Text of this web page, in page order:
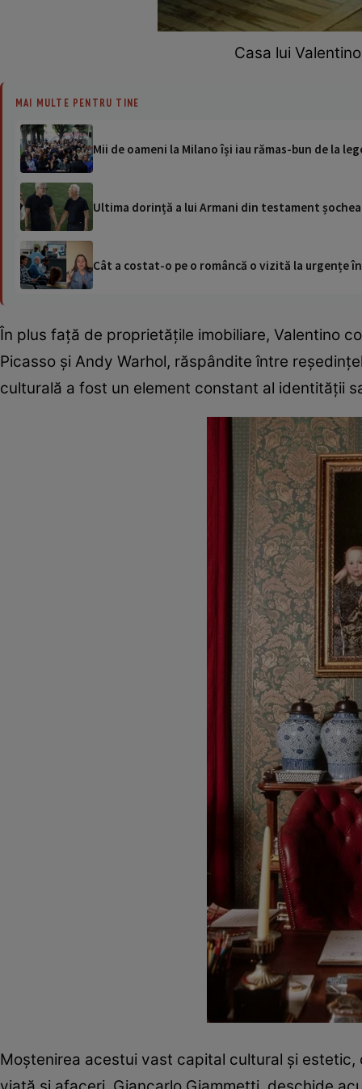
Casa lui
MAI MULTE PENTRU TINE
Mii de oameni la Milano își iau rămas-bun de la
Ultima dorință a lui Armani din testament
Cât a costat-o pe o româncă o vizită la urgențe
În plus față de proprietățile imobiliare, Valentino
Picasso și Andy Warhol, răspândite între
culturală a fost un element constant al identității
Moștenirea acestui vast capital cultural și